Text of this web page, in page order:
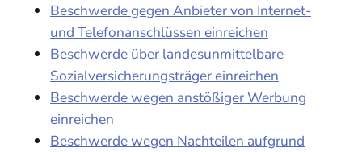
Beschwerde gegen Anbieter von Internet-
und Telefonanschlüssen einreichen
Beschwerde über landesunmittelbare
Sozialversicherungsträger einreichen
Beschwerde wegen anstößiger Werbung
einreichen
Beschwerde wegen Nachteilen aufgrund